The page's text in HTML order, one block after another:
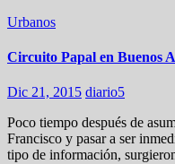
Urbanos
Circuito Papal en Buenos
Dic 21, 2015 diario5
Poco tiempo después de
Francisco y pasar a ser
tipo de información,